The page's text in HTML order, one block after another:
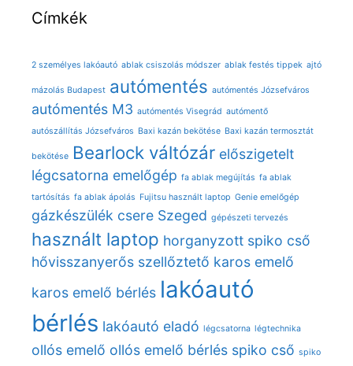
Címkék
2 személyes lakóautó ablak csiszolás módszer ablak festés tippek ajtó
mázolás Budapest autómentés autómentés Józsefváros
autómentés M3 autómentés Visegrád autómentő
autószállítás Józsefváros Baxi kazán bekötése Baxi kazán termosztát
bekötése Bearlock váltózár előszigetelt
légcsatorna emelőgép fa ablak megújítás fa ablak
tartósítás fa ablak ápolás Fujitsu használt laptop Genie emelőgép
gázkészülék csere Szeged gépészeti tervezés
használt laptop horganyzott spiko cső
hővisszanyerős szellőztető karos emelő
karos emelő bérlés lakóautó
bérlés lakóautó eladó légcsatorna légtechnika
ollós emelő ollós emelő bérlés spiko cső spiko